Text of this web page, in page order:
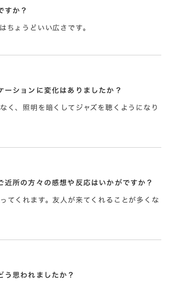
すか？
ちょうどいい広さです。
ーションに変化はありましたか？
く、照明を暗くしてジャズを聴くようになり
近所の方々の感想や反応はいかがですか？
てくれます。友人が来てくれることが多くな
う思われましたか？